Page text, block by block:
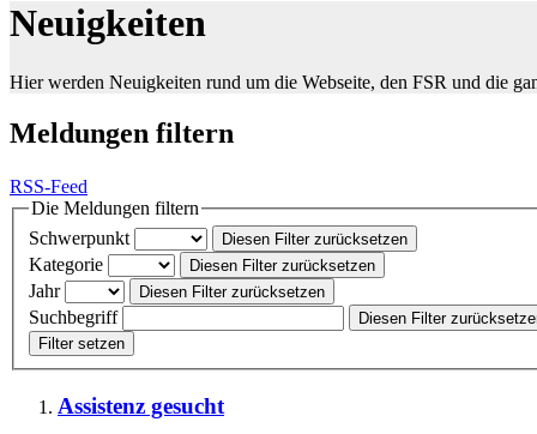
Neuigkeiten
Hier werden Neuigkeiten rund um die Webseite, den FSR und die
Meldungen filtern
RSS-Feed
Die Meldungen filtern
Schwerpunkt
Diesen Filter zurücksetzen
Kategorie Diesen Filter zurücksetzen
Jahr Diesen Filter zurücksetzen
Suchbegriff
Diesen Filter
Filter setzen
Assistenz gesucht